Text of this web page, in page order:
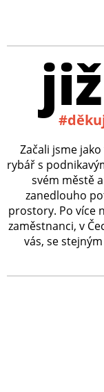
Začali jsme
rybář s
svém městě
zanedlouho
prostory. Po více
zaměstnanci, v
vás, se